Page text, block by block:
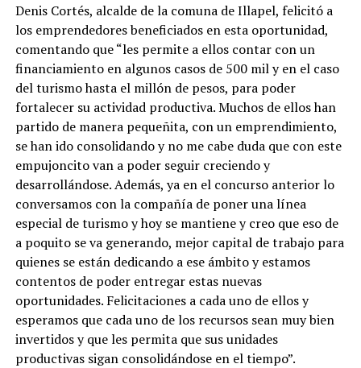
Denis Cortés, alcalde de la comuna de Illapel, felicitó a
los emprendedores beneficiados en esta oportunidad,
comentando que “les permite a ellos contar con un
financiamiento en algunos casos de 500 mil y en el caso
del turismo hasta el millón de pesos, para poder
fortalecer su actividad productiva. Muchos de ellos han
partido de manera pequeñita, con un emprendimiento,
se han ido consolidando y no me cabe duda que con este
empujoncito van a poder seguir creciendo y
desarrollándose. Además, ya en el concurso anterior lo
conversamos con la compañía de poner una línea
especial de turismo y hoy se mantiene y creo que eso de
a poquito se va generando, mejor capital de trabajo para
quienes se están dedicando a ese ámbito y estamos
contentos de poder entregar estas nuevas
oportunidades. Felicitaciones a cada uno de ellos y
esperamos que cada uno de los recursos sean muy bien
invertidos y que les permita que sus unidades
productivas sigan consolidándose en el tiempo”.